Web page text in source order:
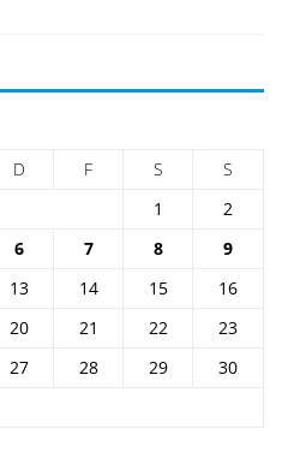
D F S
S
1
2
6 7 8
9
13 14 15
16
20 21 22
23
27 28 29
30